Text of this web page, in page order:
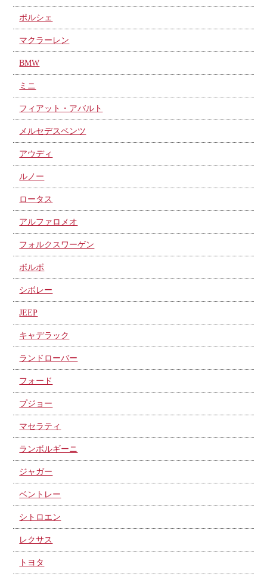
ポルシェ
マクラーレン
BMW
ミニ
フィアット・アバルト
メルセデスベンツ
アウディ
ルノー
ロータス
アルファロメオ
フォルクスワーゲン
ボルボ
シボレー
JEEP
キャデラック
ランドローバー
フォード
プジョー
マセラティ
ランボルギーニ
ジャガー
ベントレー
シトロエン
レクサス
トヨタ